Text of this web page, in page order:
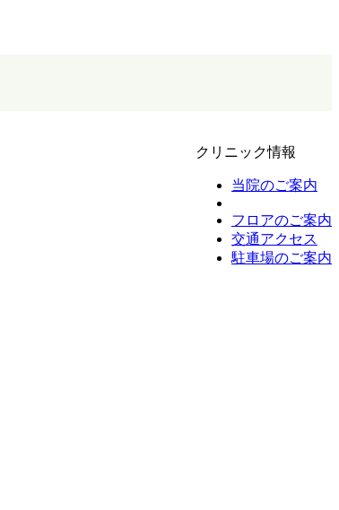
クリニック情報
当院のご案内
フロアのご案内
交通アクセス
駐車場のご案内